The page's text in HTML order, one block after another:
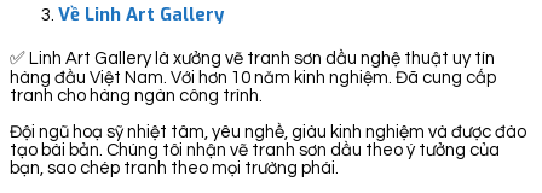
Về Linh Art Gallery
✅ Linh Art Gallery là xưởng vẽ tranh sơn dầu nghệ thuật uy tín
hàng đầu Việt Nam. Với hơn 10 năm kinh nghiệm. Đã cung cấp
tranh cho hàng ngàn công trình.
Đội ngũ hoạ sỹ nhiệt tâm, yêu nghề, giàu kinh nghiệm và được đào
tạo bài bản. Chúng tôi nhận vẽ tranh sơn dầu theo ý tưởng của
bạn, sao chép tranh theo mọi trường phái.